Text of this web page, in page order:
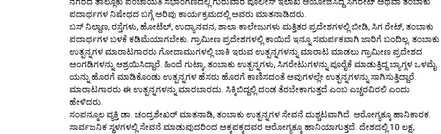
ಪದಾರ್ಥಗಳ ನಿಷೇಧದ ಬಗ್ಗೆ ಅರಿವು ಕಾರ್ಯಕ್ರಮದಲ್ಲಿ ಅವರು ಮಾತನಾಡಿದರು.
ಬಸ್ ನಿಲ್ದಾಣ, ರಸ್ತೆಗಳು, ಹೋಟೆಲ್, ಉದ್ಯಾನವನ, ಶಾಲಾ ಕಾಲೇಜುಗಳು ಮತ್ತಿತರ ಪ್ರದೇಶಗಳಲ್ಲಿ ಬೀಡಿ, ಸಿಗ ರೇಟ್, ತಂಬಾಕು
ಪದಾರ್ಥಗಳ ಬಳಕೆ ಕಡಿಮೆಯಾಗಬೇಕು. ಗ್ರಾಮೀಣ ಪ್ರದೇಶಗಳಲ್ಲಿ ಕಾಯಿದೆ ಇನ್ನೂ ಸಮರ್ಪಕವಾಗಿ ಜಾರಿಗೆ ಬಂದಿಲ್ಲ. ತಂಬಾಕು
ಉತ್ಪನ್ನಗಳ ಮಾರಾಟಗಾರರು ಗೋದಾಮುಗಳಲ್ಲಿ ಬಾಕಿ ಇರುವ ಉತ್ಪನ್ನಗಳನ್ನು ಮಾರಾಟ ಮಾಡಲು ಗ್ರಾಮೀಣ ಪ್ರದೇಶದ
ಅಂಗಡಿಗಳನ್ನು ಆಶ್ರಯಿಸಿದ್ದಾರೆ. ಹಿಂದೆ ಗುಟ್ಕಾ, ತಂಬಾಕು ಉತ್ಪನ್ನಗಳು, ಸಿಗರೇಟುಗಳನ್ನು ಪೂರೈಕೆ ಮಾಡುತ್ತಿದ್ದ ಬ್ಯಾಗ್ಗಳ ಒಳಮೈ
ಯನ್ನು ಹೊರಗೆ ಮಾಡಿಕೊಂಡು ಉತ್ಪನ್ನಗಳ ಹೆಸರು ಹೊರಗೆ ಕಾಣಿಸದಂತೆ ಅವುಗಳಲ್ಲೇ ಉತ್ಪನ್ನಗಳನ್ನು ಸಾಗಿಸುತ್ತಿದ್ದಾರೆ.
ಮಾರಾಟಗಾರರು ಈ ಉತ್ಪನ್ನಗಳನ್ನು ಮಾರಬಾರದು. ಸಿಕ್ಕಿಬಿದ್ದಲ್ಲಿ ದಂಡ ತೆರಬೇಕಾಗುತ್ತದೆ ಎಂಬ ಎಚ್ಚರವಿರಲಿ ಎಂದು
ಹೇಳಿದರು.
ಸಂಪನ್ಮೂಲ ವ್ಯಕ್ತಿ ಡಾ. ಚಂದ್ರಶೇಖರ್ ಮಾತನಾಡಿ, ತಂಬಾಕು ಉತ್ಪನ್ನಗಳ ಸೇವನೆ ದುಶ್ಚಟವಾಗಿದೆ. ಆರೋಗ್ಯಕ್ಕೂ ಹಾನಿಕಾರಕ.
ಸಾರ್ವಜನಿಕ ಸ್ಥಳಗಳಲ್ಲಿ ಸೇವನೆ ಮಾಡುವುದರಿಂದ ಅಕ್ಕಪಕ್ಕದವರ ಆರೋಗ್ಯಕ್ಕೂ ಹಾನಿಯಾಗುತ್ತದೆ. ದೇಶದಲ್ಲಿ 10 ಲಕ್ಷ,